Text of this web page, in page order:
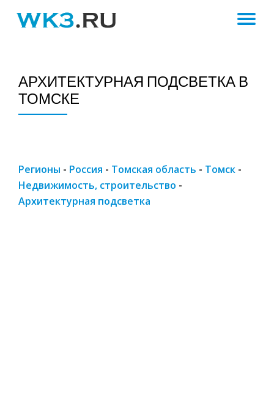
АРХИТЕКТУРНАЯ ПОДСВЕТКА В
ТОМСКЕ
Регионы - Россия - Томская область - Томск -
Недвижимость, строительство -
Архитектурная подсветка